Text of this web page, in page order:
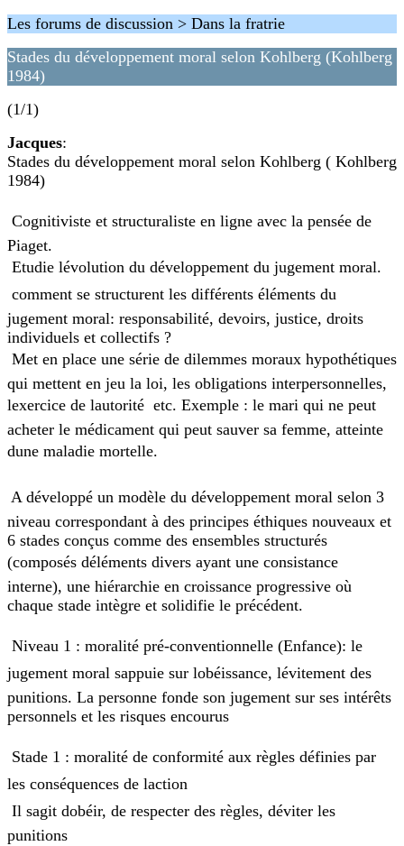
Les forums de discussion > Dans la fratrie
Stades du développement moral selon Kohlberg (Kohlberg
1984)
(1/1)
Jacques:
Stades du développement moral selon Kohlberg ( Kohlberg
1984)
 Cognitiviste et structuraliste en ligne avec la pensée de
Piaget.
 Etudie lévolution du développement du jugement moral.
 comment se structurent les différents éléments du
jugement moral: responsabilité, devoirs, justice, droits
individuels et collectifs ?
 Met en place une série de dilemmes moraux hypothétiques
qui mettent en jeu la loi, les obligations interpersonnelles,
lexercice de lautorité etc. Exemple : le mari qui ne peut
acheter le médicament qui peut sauver sa femme, atteinte
dune maladie mortelle.
 A développé un modèle du développement moral selon 3
niveau correspondant à des principes éthiques nouveaux et
6 stades conçus comme des ensembles structurés
(composés déléments divers ayant une consistance
interne), une hiérarchie en croissance progressive où
chaque stade intègre et solidifie le précédent.
 Niveau 1 : moralité pré-conventionnelle (Enfance): le
jugement moral sappuie sur lobéissance, lévitement des
punitions. La personne fonde son jugement sur ses intérêts
personnels et les risques encourus
 Stade 1 : moralité de conformité aux règles définies par
les conséquences de laction
 Il sagit dobéir, de respecter des règles, déviter les
punitions